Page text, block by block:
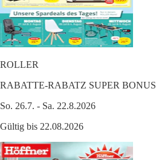
ROLLER
RABATTE-RABATZ SUPER BONUS
So. 26.7. - Sa. 22.8.2026
Gültig bis 22.08.2026